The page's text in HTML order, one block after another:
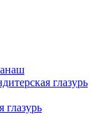
глазурь
глазурь